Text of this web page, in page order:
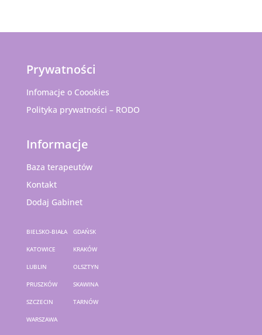
Prywatności
Infomacje o Coookies
Polityka prywatności – RODO
Informacje
Baza terapeutów
Kontakt
Dodaj Gabinet
BIELSKO-BIAŁA GDAŃSK
KATOWICE KRAKÓW
LUBLIN OLSZTYN
PRUSZKÓW SKAWINA
SZCZECIN TARNÓW
WARSZAWA